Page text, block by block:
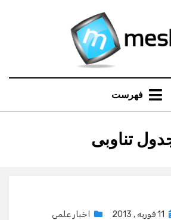
فهرست
تناوبی
11 فوریه , 2013 اخبار علمی